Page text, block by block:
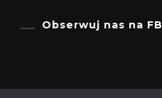
Obserwuj nas na FB